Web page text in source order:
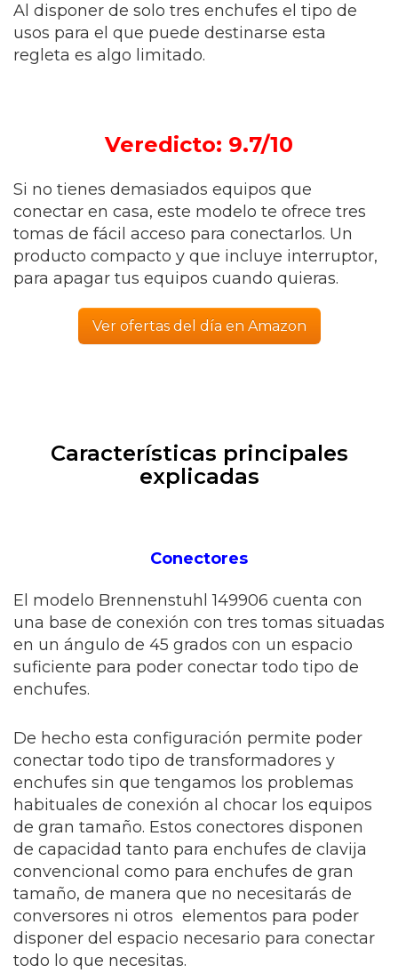
Al disponer de solo tres enchufes el tipo de
usos para el que puede destinarse esta
regleta es algo limitado.
Veredicto: 9.7/10
Si no tienes demasiados equipos que
conectar en casa, este modelo te ofrece tres
tomas de fácil acceso para conectarlos. Un
producto compacto y que incluye interruptor,
para apagar tus equipos cuando quieras.
Ver ofertas del día en Amazon
Características principales
explicadas
Conectores
El modelo Brennenstuhl 149906 cuenta con
una base de conexión con tres tomas situadas
en un ángulo de 45 grados con un espacio
suficiente para poder conectar todo tipo de
enchufes.
De hecho esta configuración permite poder
conectar todo tipo de transformadores y
enchufes sin que tengamos los problemas
habituales de conexión al chocar los equipos
de gran tamaño. Estos conectores disponen
de capacidad tanto para enchufes de clavija
convencional como para enchufes de gran
tamaño, de manera que no necesitarás de
conversores ni otros elementos para poder
disponer del espacio necesario para conectar
todo lo que necesitas.